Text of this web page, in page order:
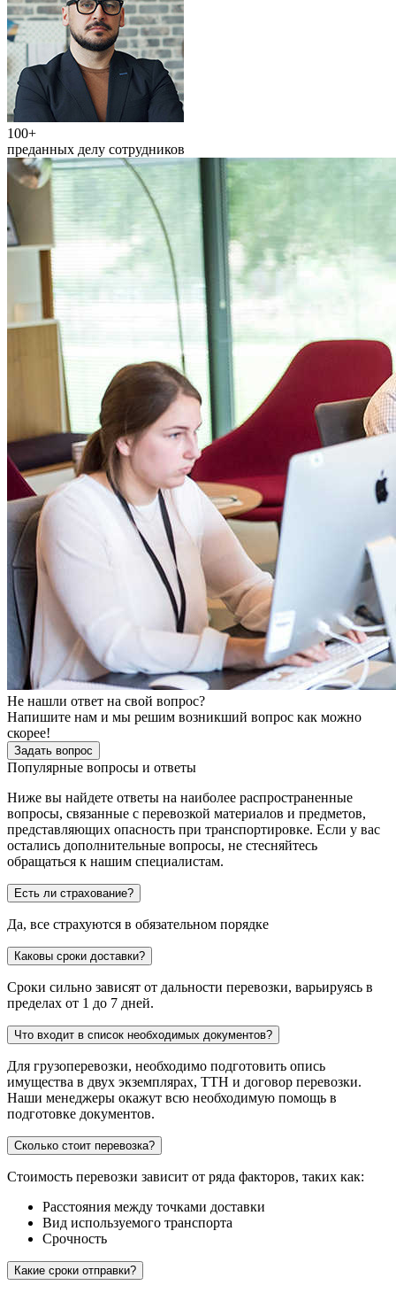
100+
преданных делу сотрудников
Не нашли ответ на свой вопрос?
Напишите нам и мы решим возникший вопрос как можно
скорее!
Задать вопрос
Популярные вопросы и ответы
Ниже вы найдете ответы на наиболее распространенные
вопросы, связанные с перевозкой материалов и предметов,
представляющих опасность при транспортировке. Если у вас
остались дополнительные вопросы, не стесняйтесь
обращаться к нашим специалистам.
Есть ли страхование?
Да, все страхуются в обязательном порядке
Каковы сроки доставки?
Сроки сильно зависят от дальности перевозки, варьируясь в
пределах от 1 до 7 дней.
Что входит в список необходимых документов?
Для грузоперевозки, необходимо подготовить опись
имущества в двух экземплярах, ТТН и договор перевозки.
Наши менеджеры окажут всю необходимую помощь в
подготовке документов.
Сколько стоит перевозка?
Стоимость перевозки зависит от ряда факторов, таких как:
Расстояния между точками доставки
Вид используемого транспорта
Срочность
Какие сроки отправки?